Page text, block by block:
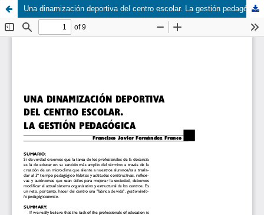
Una dinamización deportiva del centro escolar. La gestión pedagógica